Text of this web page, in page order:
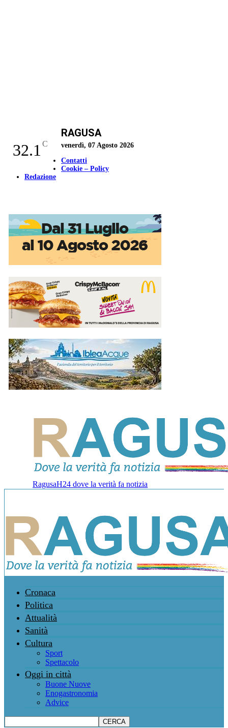
32.1 C
RAGUSA
venerdì, 07 Agosto 2026
Contatti
Cookie – Policy
Redazione
RagusaH24 dove la verità fa notizia
Cronaca
Politica
Attualità
Sanità
Cultura
Sport
Spettacolo
Oggi in città
Buone Nuove
Enogastronomia
Advice